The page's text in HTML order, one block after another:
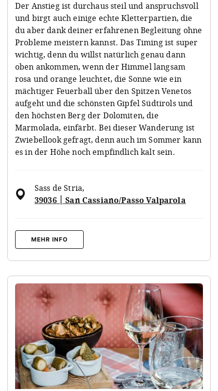
Der Anstieg ist durchaus steil und anspruchsvoll
und birgt auch einige echte Kletterpartien, die
du aber dank deiner erfahrenen Begleitung ohne
Probleme meistern kannst. Das Timing ist super
wichtig, denn du willst natürlich genau dann
oben ankommen, wenn der Himmel langsam
rosa und orange leuchtet, die Sonne wie ein
mächtiger Feuerball über den Spitzen Venetos
aufgeht und die schönsten Gipfel Südtirols und
den höchsten Berg der Dolomiten, die
Marmolada, einfärbt. Bei dieser Wanderung ist
Zwiebellook gefragt, denn auch im Sommer kann
es in der Höhe noch empfindlich kalt sein.
Sass de Stria,
׀ 39036 San Cassiano/Passo Valparola
MEHR INFO